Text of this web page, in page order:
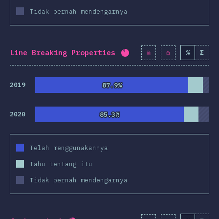
lainnya
processors
CSS
in-JS
Tools
Tidak pernah mendengarnya
Line Breaking Properties Completion percentage:
% Σ
2019 87.9%
87.9%
2020 85.3%
85.3%
Telah menggunakannya
Tahu tentang itu
Tidak pernah mendengarnya